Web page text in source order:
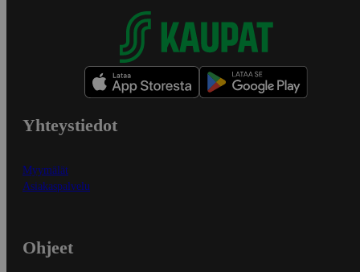
Yhteystiedot
Myymälät
Asiakaspalvelu
Ohjeet